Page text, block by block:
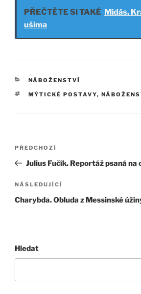
PŘEČTĚTE SI TAKÉ Midás.
ušima
RUBRIKY
NÁBOŽENSTVÍ
ŠTÍTKY
MÝTICKÉ POSTAVY,
Navigace
příspěvek
Předchozí
příspěvek
PŘEDCHOZÍ
Julius Fučík. Reportáž psaná na
Následující
příspěvek
NÁSLEDUJÍCÍ
Charybda. Obluda z Messinské
Hledat